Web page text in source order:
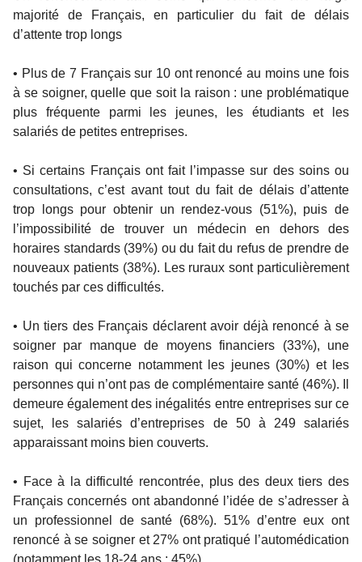
majorité de Français, en particulier du fait de délais
d’attente trop longs
• Plus de 7 Français sur 10 ont renoncé au moins une fois
à se soigner, quelle que soit la raison : une problématique
plus fréquente parmi les jeunes, les étudiants et les
salariés de petites entreprises.
• Si certains Français ont fait l’impasse sur des soins ou
consultations, c’est avant tout du fait de délais d’attente
trop longs pour obtenir un rendez-vous (51%), puis de
l’impossibilité de trouver un médecin en dehors des
horaires standards (39%) ou du fait du refus de prendre de
nouveaux patients (38%). Les ruraux sont particulièrement
touchés par ces difficultés.
• Un tiers des Français déclarent avoir déjà renoncé à se
soigner par manque de moyens financiers (33%), une
raison qui concerne notamment les jeunes (30%) et les
personnes qui n’ont pas de complémentaire santé (46%). Il
demeure également des inégalités entre entreprises sur ce
sujet, les salariés d’entreprises de 50 à 249 salariés
apparaissant moins bien couverts.
• Face à la difficulté rencontrée, plus des deux tiers des
Français concernés ont abandonné l’idée de s’adresser à
un professionnel de santé (68%). 51% d’entre eux ont
renoncé à se soigner et 27% ont pratiqué l’automédication
(notamment les 18-24 ans : 45%).